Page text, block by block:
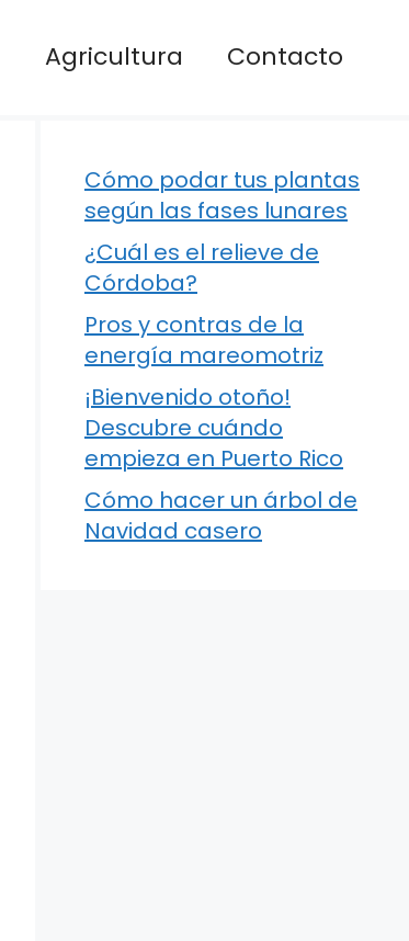
Agricultura Contacto
Cómo podar tus plantas
según las fases lunares
¿Cuál es el relieve de
Córdoba?
Pros y contras de la
energía mareomotriz
¡Bienvenido otoño!
Descubre cuándo
empieza en Puerto Rico
Cómo hacer un árbol de
Navidad casero